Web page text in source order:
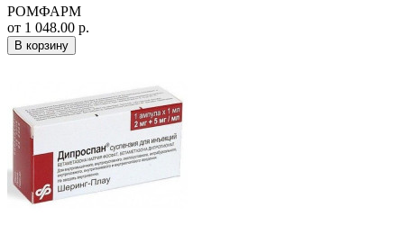
РОМФАРМ
от 1 048.00 р.
В корзину